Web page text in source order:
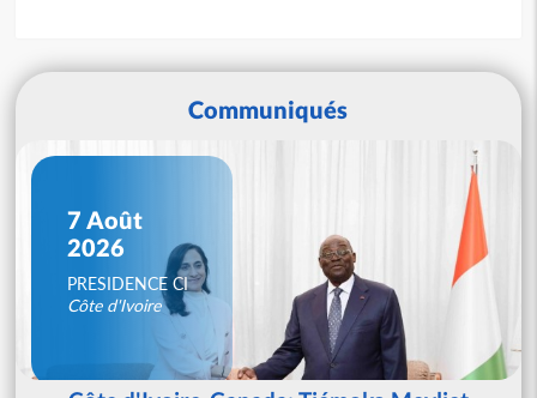
Communiqués
7 Août
2026
PRESIDENCE CI
Côte d'Ivoire